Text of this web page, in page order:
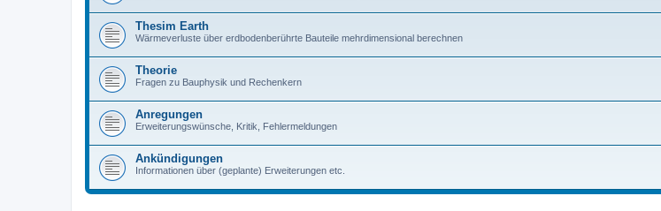
Thesim Earth
Wärmeverluste über erdbodenberührte Bauteile mehrdimensional berechnen
Theorie
Fragen zu Bauphysik und Rechenkern
Anregungen
Erweiterungswünsche, Kritik, Fehlermeldungen
Ankündigungen
Informationen über (geplante) Erweiterungen etc.